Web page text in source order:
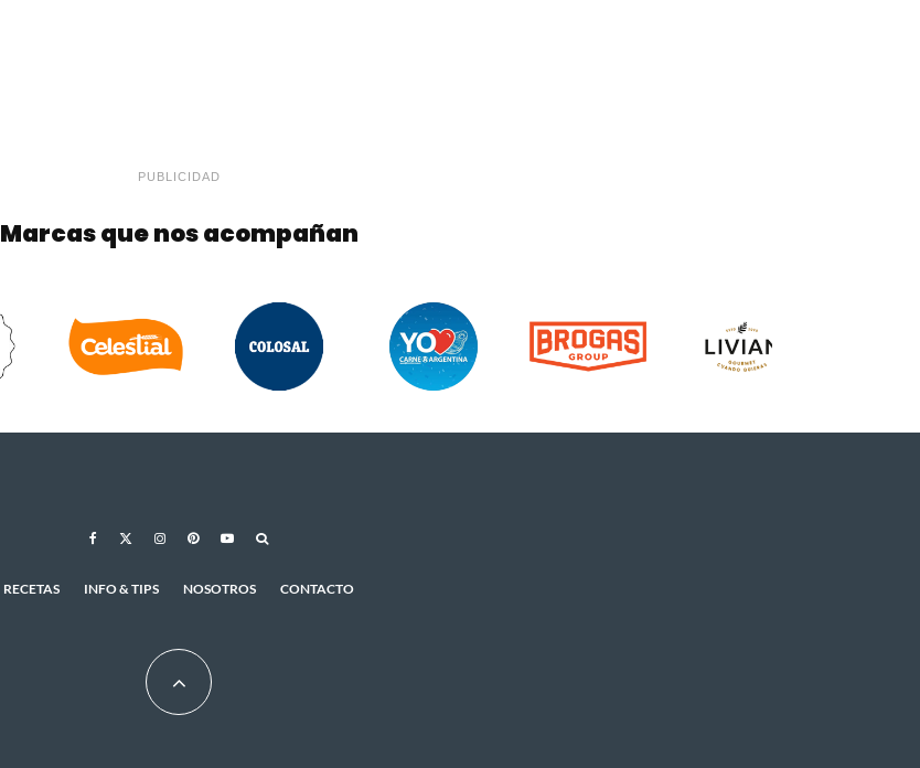
PUBLICIDAD
Marcas que nos acompañan
RECETAS INFO & TIPS NOSOTROS CONTACTO